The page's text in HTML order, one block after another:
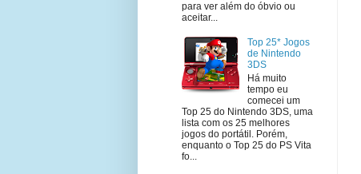
para ver além do óbvio ou
aceitar...
Top 25* Jogos
de Nintendo
3DS
Há muito
tempo eu
comecei um
Top 25 do Nintendo 3DS, uma
lista com os 25 melhores
jogos do portátil. Porém,
enquanto o Top 25 do PS Vita
fo...